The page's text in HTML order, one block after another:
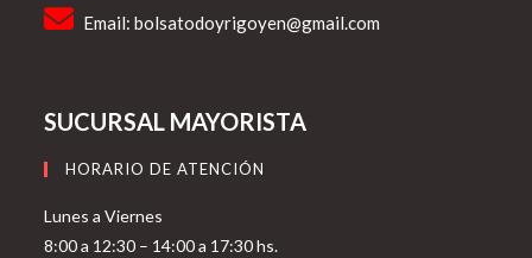
Email:bolsatodoyrigoyen@gmail.com
SUCURSAL MAYORISTA
HORARIO DE ATENCIÓN
Lunes a Viernes
8:00 a 12:30 – 14:00 a 17:30 hs.